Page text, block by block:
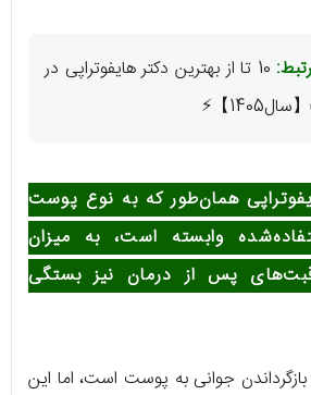
10 تا از بهترین دکتر هایفوتراپی در
】⚡
همان‌طور که به نوع پوست
وابسته است، به میزان
پس از درمان نیز بستگی
بازگرداندن جوانی به پوست است، اما این